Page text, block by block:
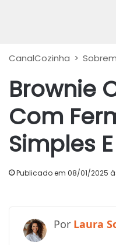
CanalCozinha >
Brownie
Com
Simples
Publicado em 08/01/2025
Laura